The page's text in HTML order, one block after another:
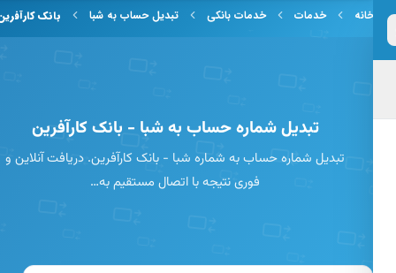
به محتوای اصلیخانه خدمات خدمات بانکی تبدیل حساب به شبا بانک کارآفرین
تبدیل شماره حساب به شبا - بانک کارآفرین
تبدیل شماره حساب به شماره شبا - بانک کارآفرین. دریافت آنلاین و
فوری نتیجه با اتصال مستقیم به…